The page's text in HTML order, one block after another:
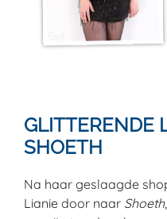
GLITTERENDE
SHOETH
Na haar geslaagde
Lianie door naar Shoeth